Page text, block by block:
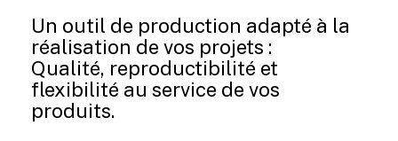
Un outil de production adapté à la
réalisation de vos projets :
Qualité, reproductibilité et
flexibilité au service de vos
produits.